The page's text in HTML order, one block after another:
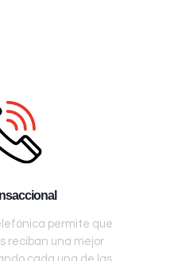
permite que
reciban una mejor